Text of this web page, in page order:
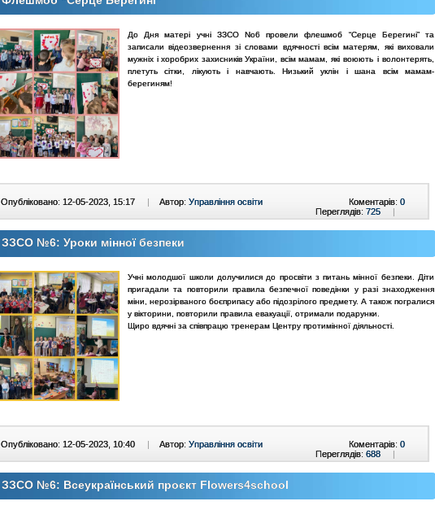
До Дня матері учні ЗЗСО No6 провели флешмоб “Серце Берегині” та
записали відеозвернення зі словами вдячності всім матерям, які виховали
мужніх і хоробрих захисників України, всім мамам, які воюють і волонтерять,
плетуть сітки, лікують і навчають. Низький уклін і шана всім мамам-
берегиням!
Опубліковано: 12-05-2023, 15:17 | Автор: Управління освіти Коментарів: 0
Переглядів: 725 |
ЗЗСО №6: Уроки мінної безпеки
Учні молодшої школи долучилися до просвіти з питань мінної безпеки. Діти
пригадали та повторили правила безпечної поведінки у разі знаходження
міни, нерозірваного боєприпасу або підозрілого предмету. А також погралися
у вікторини, повторили правила евакуації, отримали подарунки.
Щиро вдячні за співпрацю тренерам Центру протимінної діяльності.
Опубліковано: 12-05-2023, 10:40 | Автор: Управління освіти Коментарів: 0
Переглядів: 688 |
ЗЗСО №6: Всеукраїнський проєкт Flowers4school